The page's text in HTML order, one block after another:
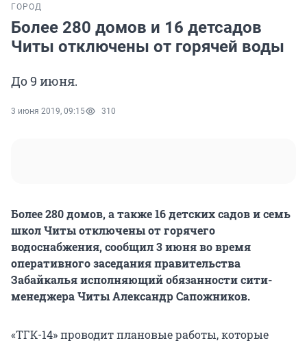
ГОРОД
Более 280 домов и 16 детсадов
Читы отключены от горячей воды
До 9 июня.
3 июня 2019, 09:15 310
Более 280 домов, а также 16 детских садов и семь
школ Читы отключены от горячего
водоснабжения, сообщил 3 июня во время
оперативного заседания правительства
Забайкалья исполняющий обязанности сити-
менеджера Читы Александр Сапожников.
«ТГК-14» проводит плановые работы, которые